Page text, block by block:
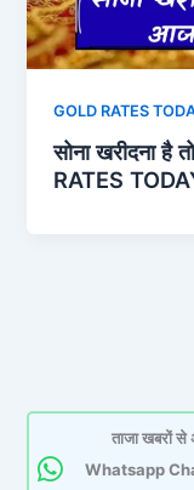
GOLD RATES
सोना खरीदना है
RATES
ताजा खबरों
Whatsapp